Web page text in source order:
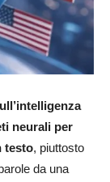
neurali per
testo, piuttosto
da una